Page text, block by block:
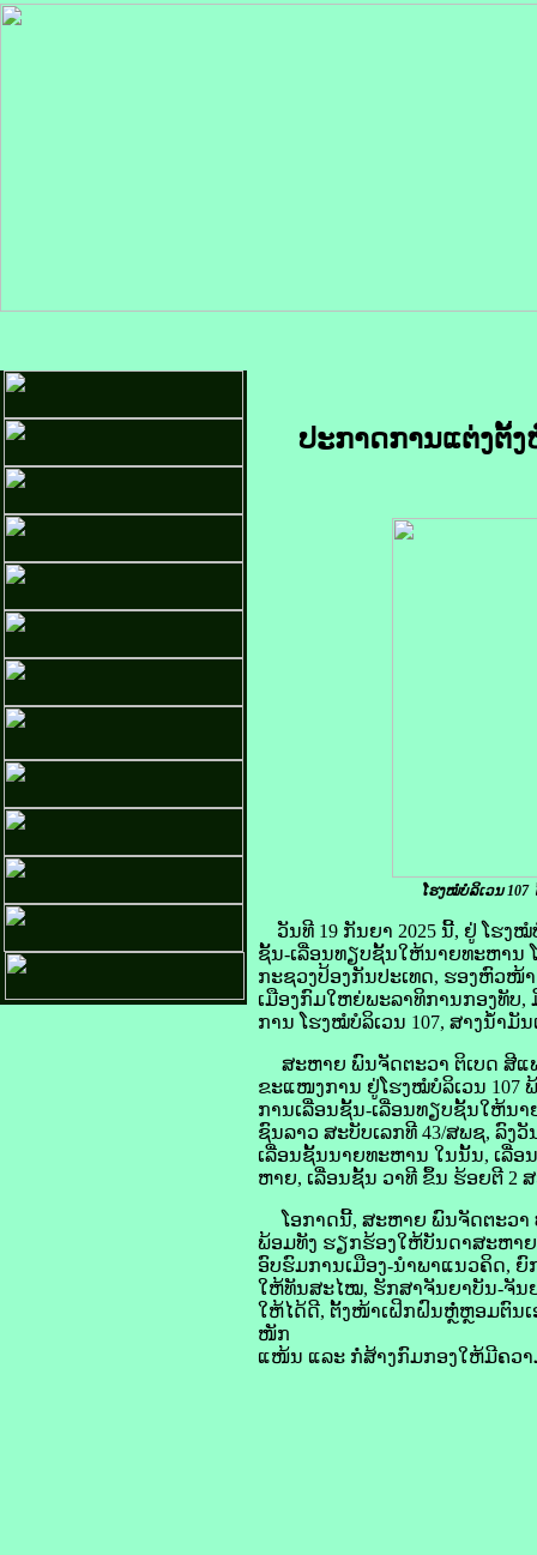
ປະກາດການແຕ່ງຕັ້
ໂຮງໝໍບໍລິເວນ
ວັນທີ 19 ກັນຍາ 2025 ນີ້, ຢູ່ ໂຮ
ຊັ້ນ-ເລື່ອນທຽບຊັ້ນໃຫ້ນາຍທະຫານ
ກະຊວງປ້ອງກັນປະເທດ, ຮອງຫົວ
ເມືອງກົມໃຫຍ່ພະລາທິການກອງທັບ
ການ ໂຮງໝໍບໍລິເວນ 107, ສາງນ້ຳ
ສະຫາຍ ພົນຈັດຕະວາ ຕິເບດ ສີແ
ຂະແໜງການ ຢູ່ໂຮງໝໍບໍລິເວນ 107
ການເລື່ອນຊັ້ນ-ເລື່ອນທຽບຊັ້ນໃຫ້ນ
ຊົນລາວ ສະບັບເລກທີ 43/ສພຊ, ລົງ
ເລື່ອນຊັ້ນນາຍທະຫານ ໃນນັ້ນ, ເລື່ອ
ຫາຍ, ເລື່ອນຊັ້ນ ວາທີ ຂຶ້ນ ຮ້ອຍຕີ 2
ໂອກາດນີ້, ສະຫາຍ ພົນຈັດຕະວາ
ພ້ອມທັງ ຮຽກຮ້ອງໃຫ້ບັນດາສະຫາ
ອົບຮົມການເມືອງ-ນໍາພາແນວຄິດ,
ໃຫ້ທັນສະໄໝ, ຮັກສາຈັນຍາບັນ-ຈັນ
ໃຫ້ໄດ້ດີ, ຕັ້ງໜ້າເຝິກຝົນຫຼໍ່ຫຼອມຕົນ
ໜັກ
ແໜ້ນ ແລະ ກໍ່ສ້າງກົມກອງໃຫ້ມີຄວາ